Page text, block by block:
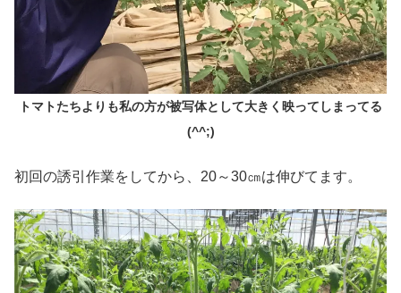
トマトたちよりも私の方が被写体として大きく映ってしまってる
(^^;)
初回の誘引作業をしてから、20～30㎝は伸びてます。